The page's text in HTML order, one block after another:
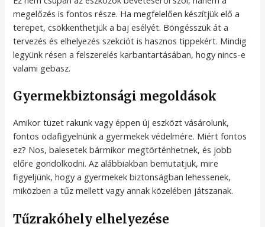
megelőzés is fontos része. Ha megfelelően készítjük elő a
terepet, csökkenthetjük a baj esélyét. Böngésszük át a
tervezés és elhelyezés szekciót is hasznos tippekért. Mindig
legyünk résen a felszerelés karbantartásában, hogy nincs-e
valami gebasz.
Gyermekbiztonsági megoldások
Amikor tüzet rakunk vagy éppen új eszközt vásárolunk,
fontos odafigyelnünk a gyermekek védelmére. Miért fontos
ez? Nos, balesetek bármikor megtörténhetnek, és jobb
előre gondolkodni. Az alábbiakban bemutatjuk, mire
figyeljünk, hogy a gyermekek biztonságban lehessenek,
miközben a tűz mellett vagy annak közelében játszanak.
Tűzrakóhely elhelyezése